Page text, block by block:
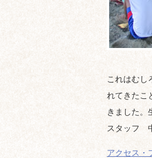
これはむし
れてきたこ
きました。
スタッフ
アクセス・